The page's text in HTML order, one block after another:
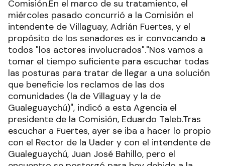
Comisión.En el marco de su tratamiento, el
miércoles pasado concurrió a la Comisión el
intendente de Villaguay, Adrián Fuertes, y el
propósito de los senadores es ir convocando a
todos "los actores involucrados"."Nos vamos a
tomar el tiempo suficiente para escuchar todas
las posturas para tratar de llegar a una solución
que beneficie los reclamos de las dos
comunidades (la de Villaguay y la de
Gualeguaychú)", indicó a esta Agencia el
presidente de la Comisión, Eduardo Taleb.Tras
escuchar a Fuertes, ayer se iba a hacer lo propio
con el Rector de la Uader y con el intendente de
Gualeguaychú, Juan José Bahillo, pero el